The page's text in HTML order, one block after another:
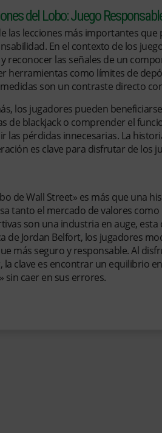
del Lobo: Juego
las lecciones más importantes que
En el contexto de los
reconocer las señales de un
herramientas como límites de
medidas son un contraste directo
los jugadores pueden
de blackjack o comprender el
las pérdidas innecesarias. La
es clave para disfrutar de los
de Wall Street» es más que una
tanto el mercado de valores como
son una industria en auge,
de Jordan Belfort, los jugadores
más seguro y responsable. Al
la clave es encontrar un equilibrio
sin caer en sus errores.